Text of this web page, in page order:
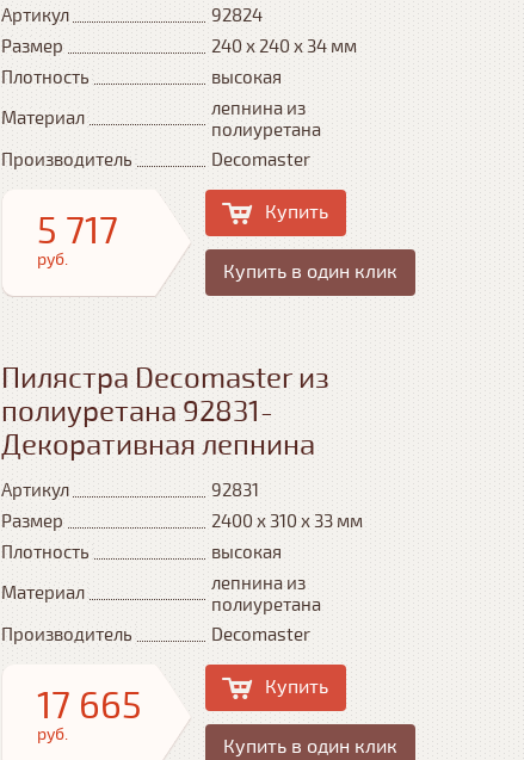
Артикул
92824
Размер
240 х 240 х 34 мм
Плотность
высокая
Материал
лепнина из
полиуретана
Производитель
Decomaster
5 717
руб.
Купить
Купить в один клик
Пилястра Decomaster из
полиуретана 92831-
Декоративная лепнина
Артикул
92831
Размер
2400 х 310 х 33 мм
Плотность
высокая
Материал
лепнина из
полиуретана
Производитель
Decomaster
17 665
руб.
Купить
Купить в один клик